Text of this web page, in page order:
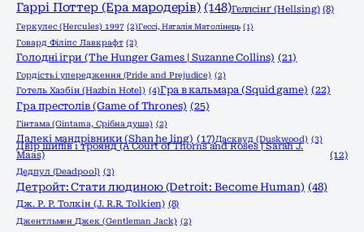
Гаррі Поттер (Ера мародерів) (148)Геллсінґ (Hellsing) (8)
Геркулес (Hercules) 1997 (2)Гессі, Наталія Матолінець (1)
Говард Філіпс Лавкрафт (2)
Голодні ігри (The Hunger Games | Suzanne Collins) (21)
Гордість і упередження (Pride and Prejudice) (2)
Готель Хазбін (Hazbin Hotel) (4)Гра в кальмара (Squid game) (22)
Гра престолів (Game of Thrones) (25)
Гінтама (Gintama, Срібна душа) (2)
Далекі мандрівники (Shan he ling) (17)Дасквуд (Duskwood) (3)
Двір шипів і троянд (A Court of Thorns and Roses | Sarah J.
Maas) (12)
Дедпул (Deadpool) (3)
Детройт: Стати людиною (Detroit: Become Human) (48)
Дж. Р. Р. Толкін (J. R.R. Tolkien) (8)
Джентльмен Джек (Gentleman Jack) (2)